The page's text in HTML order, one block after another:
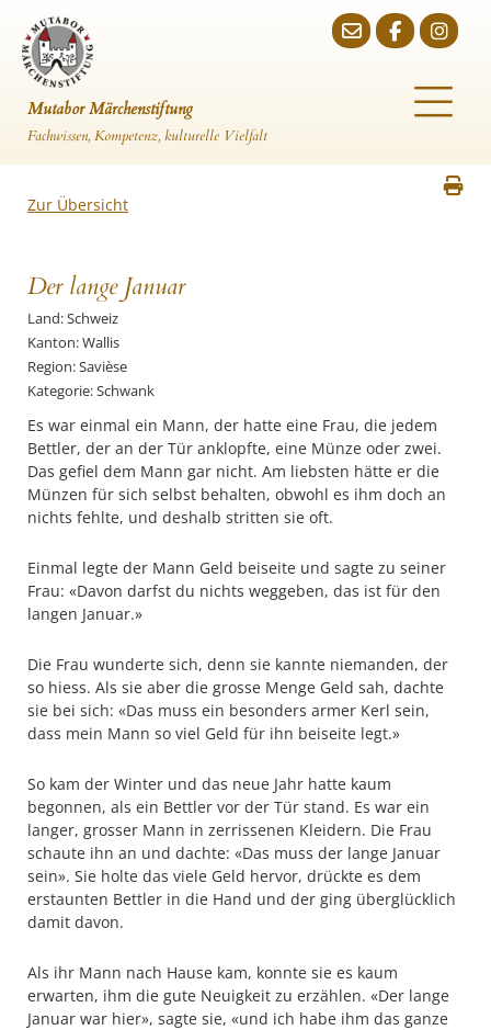
Mutabor Märchenstiftung
Fachwissen, Kompetenz, kulturelle Vielfalt
Zur Übersicht
Der lange Januar
Land: Schweiz
Kanton: Wallis
Region: Savièse
Kategorie: Schwank
Es war einmal ein Mann, der hatte eine Frau, die jedem
Bettler, der an der Tür anklopfte, eine Münze oder zwei.
Das gefiel dem Mann gar nicht. Am liebsten hätte er die
Münzen für sich selbst behalten, obwohl es ihm doch an
nichts fehlte, und deshalb stritten sie oft.
Einmal legte der Mann Geld beiseite und sagte zu seiner
Frau: «Davon darfst du nichts weggeben, das ist für den
langen Januar.»
Die Frau wunderte sich, denn sie kannte niemanden, der
so hiess. Als sie aber die grosse Menge Geld sah, dachte
sie bei sich: «Das muss ein besonders armer Kerl sein,
dass mein Mann so viel Geld für ihn beiseite legt.»
So kam der Winter und das neue Jahr hatte kaum
begonnen, als ein Bettler vor der Tür stand. Es war ein
langer, grosser Mann in zerrissenen Kleidern. Die Frau
schaute ihn an und dachte: «Das muss der lange Januar
sein». Sie holte das viele Geld hervor, drückte es dem
erstaunten Bettler in die Hand und der ging überglücklich
damit davon.
Als ihr Mann nach Hause kam, konnte sie es kaum
erwarten, ihm die gute Neuigkeit zu erzählen. «Der lange
Januar war hier», sagte sie, «und ich habe ihm das ganze